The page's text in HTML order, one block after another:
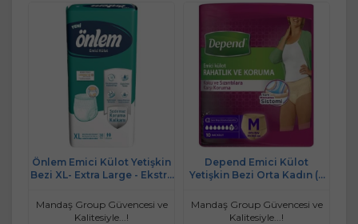
Önlem Emici Külot Yetişkin
Bezi XL- Extra Large - Ekstra
Mandaş Group Güvencesi ve
Kalitesiyle...!
Depend Emici Külot
Yetişkin Bezi Orta Kadın (9
Mandaş Group Güvencesi ve
Kalitesiyle...!